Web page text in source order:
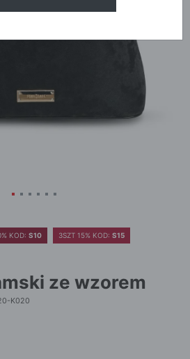
KOD: S10 3SZT 15% KOD: S15
ze wzorem
K020